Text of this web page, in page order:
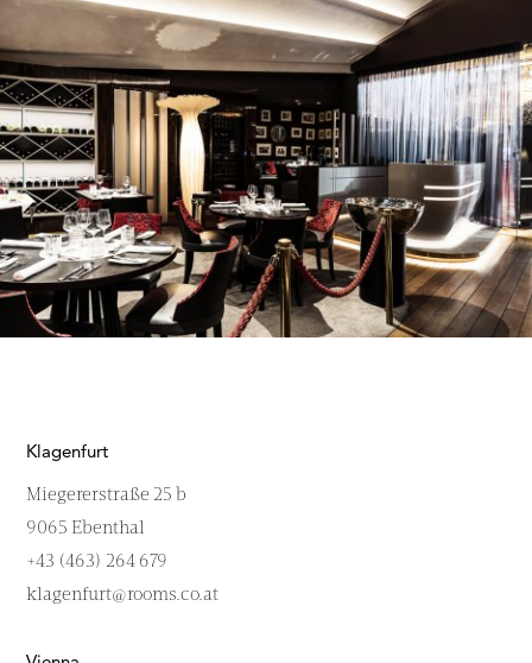
Klagenfurt
Miegererstraße 25 b
9065 Ebenthal
+43 (463) 264 679
klagenfurt@rooms.co.at